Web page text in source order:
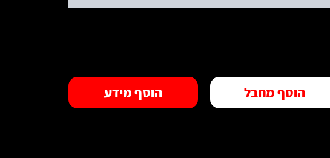
הוסף מחבל הוסף מידע